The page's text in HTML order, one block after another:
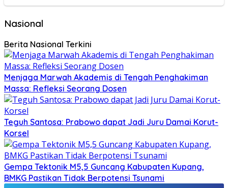
Nasional
Berita Nasional Terkini
Menjaga Marwah Akademis di Tengah Penghakiman
Massa: Refleksi Seorang Dosen
Teguh Santosa: Prabowo dapat Jadi Juru Damai Korut-
Korsel
Gempa Tektonik M5,5 Guncang Kabupaten Kupang,
BMKG Pastikan Tidak Berpotensi Tsunami